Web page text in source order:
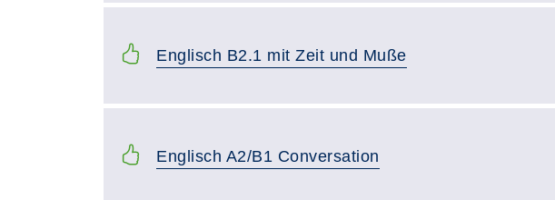
Englisch B2.1 mit Zeit und Muße
Englisch A2/B1 Conversation